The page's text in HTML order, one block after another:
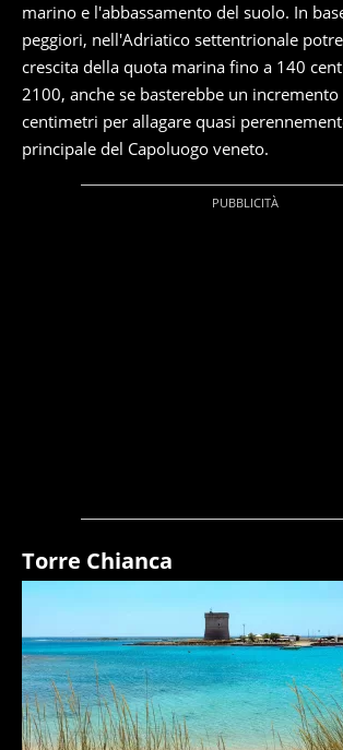
marino e l'abbassamento del suolo. In
peggiori, nell'Adriatico settentrionale
crescita della quota marina fino a 140
2100, anche se basterebbe un
centimetri per allagare quasi
principale del Capoluogo veneto.
Torre Chianca